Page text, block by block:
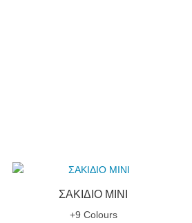
ΣΑΚΙΔΙΟ MINI
+9 Colours